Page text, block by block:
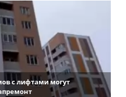
с лифтами могут